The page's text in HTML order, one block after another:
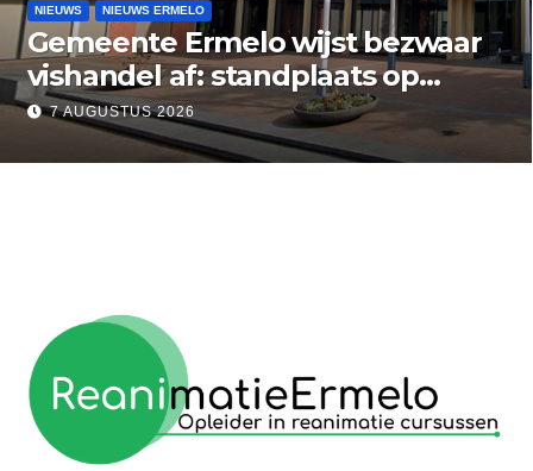
NIEUWS NIEUWS ERMELO
Brand gemeld bij zorginstelling
aan Varenlaan in Ermelo
7 AUGUSTUS 2026